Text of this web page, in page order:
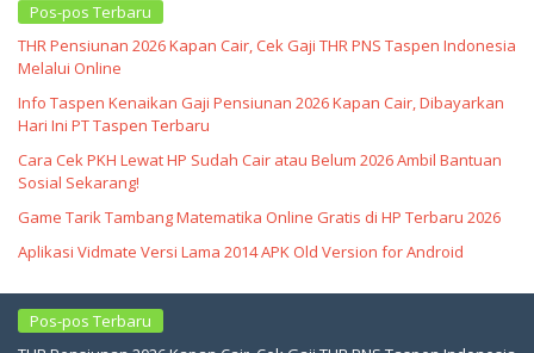
Pos-pos Terbaru
THR Pensiunan 2026 Kapan Cair, Cek Gaji THR PNS Taspen Indonesia
Melalui Online
Info Taspen Kenaikan Gaji Pensiunan 2026 Kapan Cair, Dibayarkan
Hari Ini PT Taspen Terbaru
Cara Cek PKH Lewat HP Sudah Cair atau Belum 2026 Ambil Bantuan
Sosial Sekarang!
Game Tarik Tambang Matematika Online Gratis di HP Terbaru 2026
Aplikasi Vidmate Versi Lama 2014 APK Old Version for Android
Pos-pos Terbaru